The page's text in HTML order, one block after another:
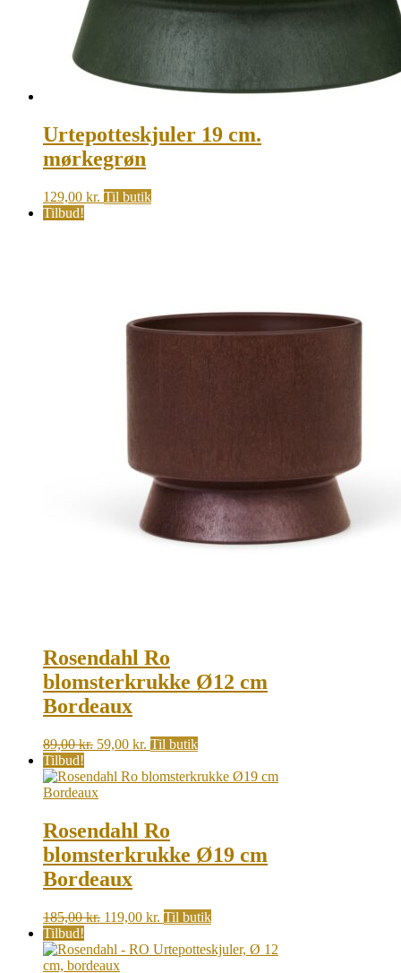
Urtepotteskjuler 19 cm.
mørkegrøn
129,00 kr. Til butik
Tilbud!
Rosendahl Ro
blomsterkrukke Ø12 cm
Bordeaux
89,00kr. Original
was:
89,00 kr..
59,00 kr. Current
is:
Til butik
Tilbud!
Rosendahl Ro
blomsterkrukke Ø19 cm
Bordeaux
185,00kr. Original
was:
185,00 kr..
119,00 kr. Current
is:
Til butik
Tilbud!